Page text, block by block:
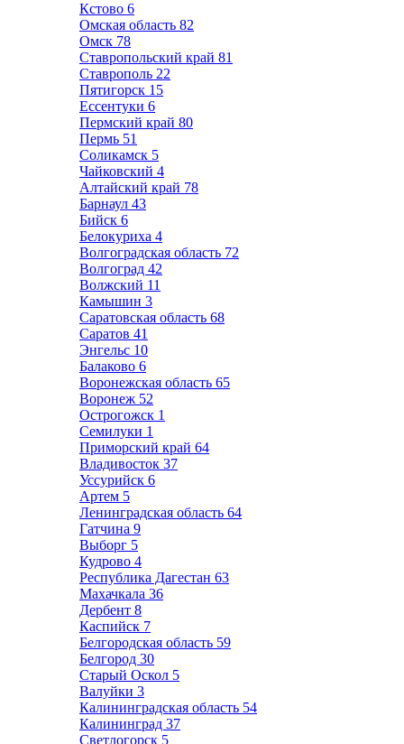
Кстово 6
Омская область 82
Омск 78
Ставропольский край 81
Ставрополь 22
Пятигорск 15
Ессентуки 6
Пермский край 80
Пермь 51
Соликамск 5
Чайковский 4
Алтайский край 78
Барнаул 43
Бийск 6
Белокуриха 4
Волгоградская область 72
Волгоград 42
Волжский 11
Камышин 3
Саратовская область 68
Саратов 41
Энгельс 10
Балаково 6
Воронежская область 65
Воронеж 52
Острогожск 1
Семилуки 1
Приморский край 64
Владивосток 37
Уссурийск 6
Артем 5
Ленинградская область 64
Гатчина 9
Выборг 5
Кудрово 4
Республика Дагестан 63
Махачкала 36
Дербент 8
Каспийск 7
Белгородская область 59
Белгород 30
Старый Оскол 5
Валуйки 3
Калининградская область 54
Калининград 37
Светлогорск 5